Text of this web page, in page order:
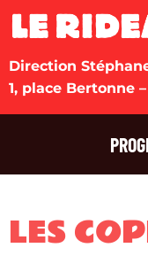
Direction
1, place Bertonne
LES